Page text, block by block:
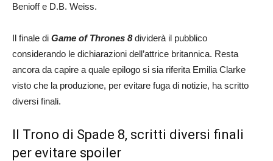
Benioff e D.B. Weiss.
Il finale di Game of Thrones 8dividerà il pubblico
considerando le dichiarazioni dell’attrice britannica. Resta
ancora da capire a quale epilogo si sia riferita Emilia Clarke
visto che la produzione, per evitare fuga di notizie, ha scritto
diversi finali.
Il Trono di Spade 8, scritti diversi finali
per evitare spoiler